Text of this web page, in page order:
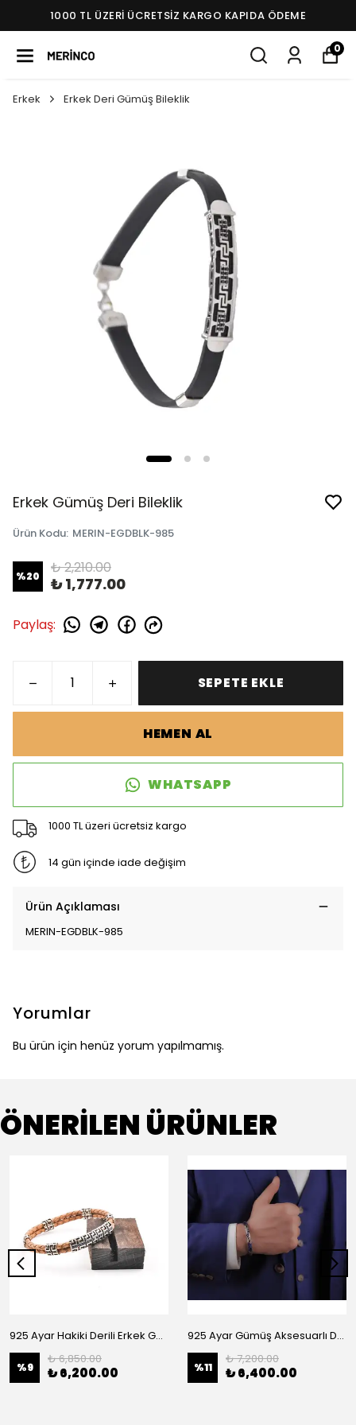
1000 TL ÜZERI ÜCRETSIZ KARGO KAPIDA ÖDEME
0
Erkek Erkek Deri Gümüş Bileklik
Erkek Gümüş Deri Bileklik
Ürün Kodu: MERIN-EGDBLK-985
%20 ₺ 2,210.00
₺ 1,777.00
Paylaş:
SEPETE EKLE
HEMEN AL
WHATSAPP
1000 TL üzeri ücretsiz kargo
14 gün içinde iade değişim
Ürün Açıklaması
MERIN-EGDBLK-985
Yorumlar
Bu ürün için henüz yorum yapılmamış.
ÖNERİLEN ÜRÜNLER
925 Ayar Hakiki Derili Erkek Gümüş Bileklik
%9
₺ 6,850.00
₺ 6,200.00
925 Ayar Gümüş Aksesuarlı Deri Bileklik
%11
₺ 7,200.00
₺ 6,400.00